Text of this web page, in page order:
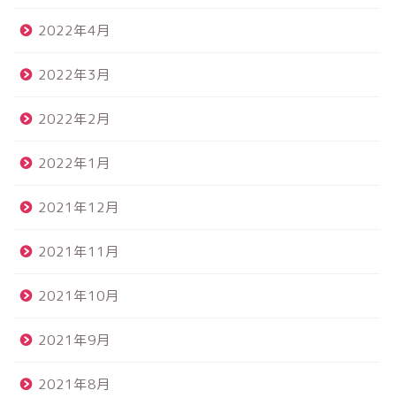
2022年4月
2022年3月
2022年2月
2022年1月
2021年12月
2021年11月
2021年10月
2021年9月
2021年8月